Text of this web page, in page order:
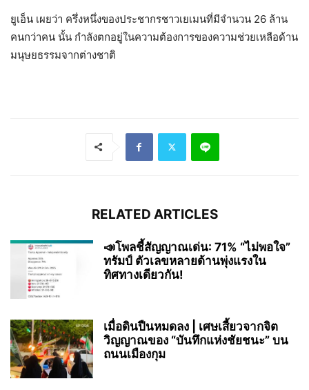
ยูเอ็น เผยว่า ครึ่งหนึ่งของประชากรชาวเยเมนที่มีจำนวน 26 ล้าน
คนกว่าคน นั้น กำลังตกอยู่ในความต้องการของความช่วยเหลือด้าน
มนุษยธรรมจากต่างชาติ
RELATED ARTICLES
📣โพลชี้สัญญาณเด่น: 71% “ไม่พอใจ”
ทรัมป์ ตัวเลขหลายด้านพุ่งแรงใน
ทิศทางเดียวกัน!
เมื่อดินปืนหมดลง | เศษเสี้ยวจากจิต
วิญญาณของ “บันทึกแห่งชัยชนะ” บน
ถนนเมืองกุม